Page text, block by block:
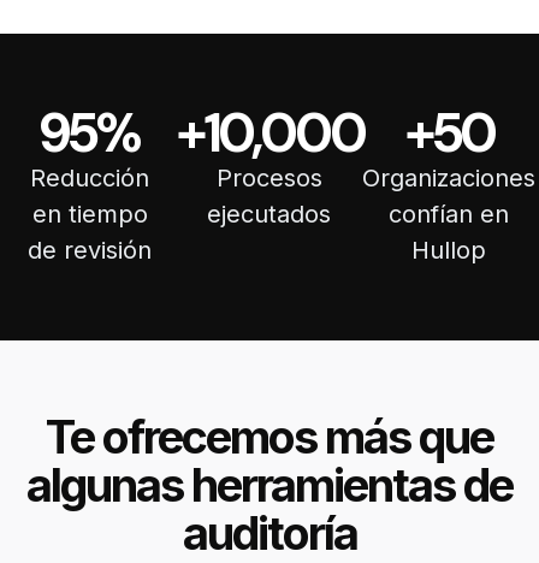
Reducción
en tiempo
de revisión
95%
Procesos
ejecutados
+10,000
Organizaciones
confían en
Hullop
+50
Te ofrecemos más que
algunas herramientas de
auditoría